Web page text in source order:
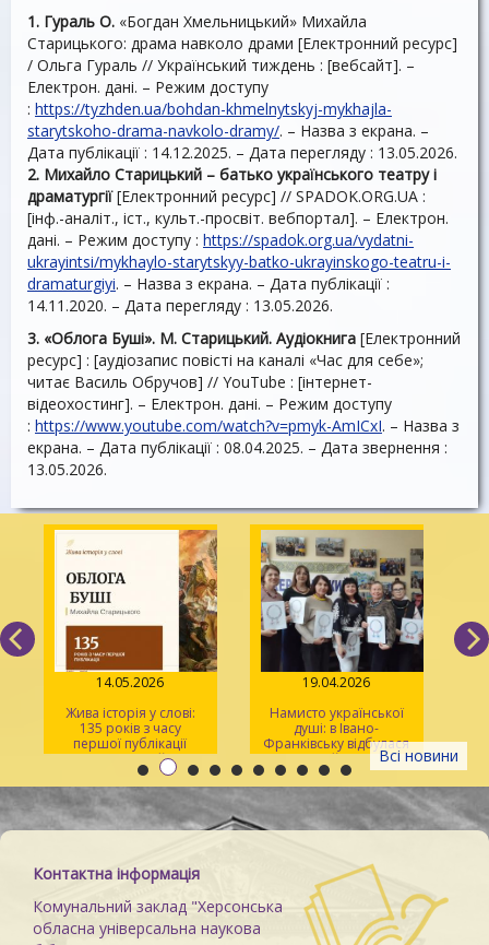
1. Гураль О. «Богдан Хмельницький» Михайла
Старицького: драма навколо драми [Електронний ресурс]
/ Ольга Гураль // Український тиждень : [вебсайт]. –
Електрон. дані. – Режим доступу
: https://tyzhden.ua/bohdan-khmelnytskyj-mykhajla-
starytskoho-drama-navkolo-dramy/. – Назва з екрана. –
Дата публікації : 14.12.2025. – Дата перегляду : 13.05.2026.
2. Михайло Старицький – батько українського театру і
драматургії[Електронний ресурс] // SPADOK.ORG.UA :
[інф.-аналіт., іст., культ.-просвіт. вебпортал]. – Електрон.
дані. – Режим доступу : https://spadok.org.ua/vydatni-
ukrayintsi/mykhaylo-starytskyy-batko-ukrayinskogo-teatru-i-
dramaturgiyi. – Назва з екрана. – Дата публікації :
14.11.2020. – Дата перегляду : 13.05.2026.
3. «Облога Буші». М. Старицький. Аудіокнига [Електронний
ресурс] : [аудіозапис повісті на каналі «Час для себе»;
читає Василь Обручов] // YouTube : [інтернет-
відеохостинг]. – Електрон. дані. – Режим доступу
: https://www.youtube.com/watch?v=pmyk-AmICxI. – Назва з
екрана. – Дата публікації : 08.04.2025. – Дата звернення :
13.05.2026.
Всі новини
14.05.2026
Жива історія у слові:
135 років з часу
першої публікації
повісті Михайла
Старицького «Облога
Буші»
19.04.2026
Намисто української
душі: в Івано-
Франківську відбулася
творча майстерка для
херсонців
Контактна інформація
Комунальний заклад "Херсонська
обласна універсальна наукова